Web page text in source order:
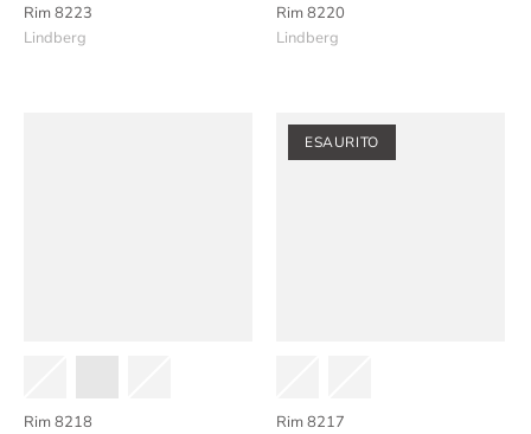
Rim 8223
Lindberg
Rim 8220
Lindberg
Rim 8218
ESAURITO
Rim 8217